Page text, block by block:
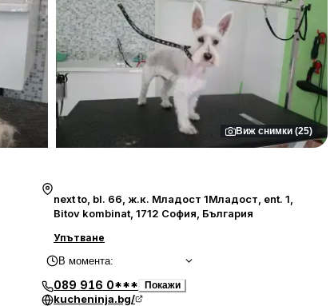
Виж снимки (25)
next to, bl. 66, ж.к. Младост 1Младост, ent. 1,
Bitov kombinat, 1712 София, България
Упътване
В момента:
089 916 0*** Покажи
kucheninja.bg/